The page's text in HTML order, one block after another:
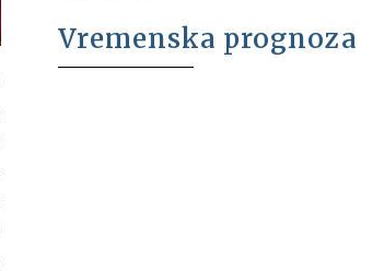
Vremenska prognoza